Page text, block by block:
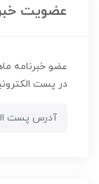
عضویت
عضو خبرنامه
در پست